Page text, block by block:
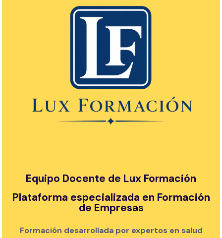
Equipo Docente de Lux Formación
Plataforma especializada en Formación
de Empresas
Formación desarrollada por expertos en salud